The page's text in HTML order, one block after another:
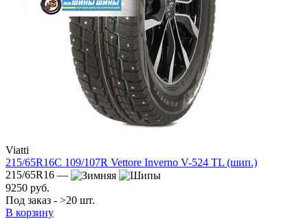
Viatti
215/65R16C 109/107R Vettore Inverno V-524 TL (шип.)
215/65R16 —
9250 руб.
Под заказ - >20 шт.
В корзину